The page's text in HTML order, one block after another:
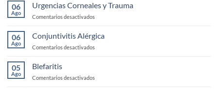
06
Ago
Urgencias Corneales y Trauma
Comentarios desactivados
Corneales
y
Trauma
06
Ago
Conjuntivitis Alérgica
Comentarios desactivados
05
Ago
Blefaritis
Comentarios desactivados